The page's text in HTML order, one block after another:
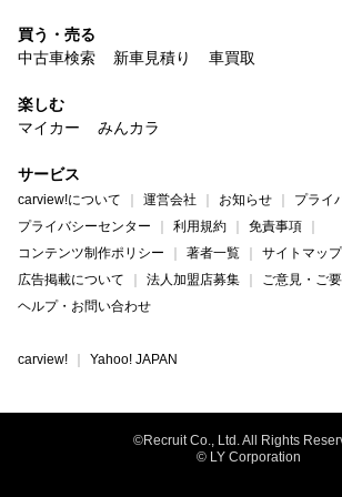
買う・売る
中古車検索
新車見積り 車買取
楽しむ
マイカー
みんカラ
サービス
carview!について 運営会社 お知らせ
プライ
プライバシーセンター
利用規約
免責事項
コンテンツ制作ポリシー
著者一覧
サイトマップ
広告掲載について
法人加盟店募集
ご意見・ご
ヘルプ・お問い合わせ
carview! Yahoo! JAPAN
©Recruit Co., Ltd. All Rights
© LY Corporation